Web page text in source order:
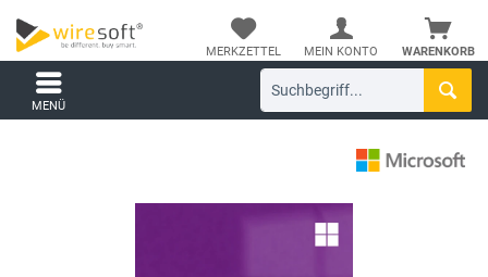
WARENKORB
MERKZETTEL MEIN KONTO
MENÜ